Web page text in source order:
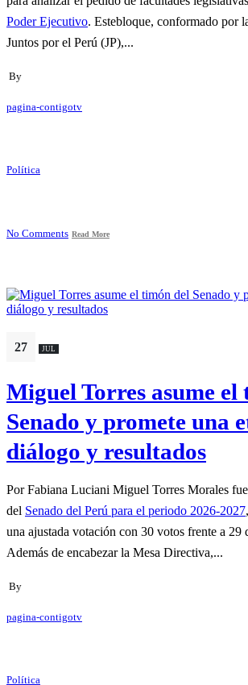
Poder Ejecutivo. Estebloque, conformado por
Juntos por el Perú (JP),...
By
pagina-contigotv
Política
No Comments Read More
27 JUL
Miguel Torres asume el
Senado y promete una
diálogo y resultados
Por Fabiana Luciani Miguel Torres Morales
del Senado del Perú para el periodo 2026-2027
una ajustada votación con 30 votos frente a 29
Además de encabezar la Mesa Directiva,...
By
pagina-contigotv
Política